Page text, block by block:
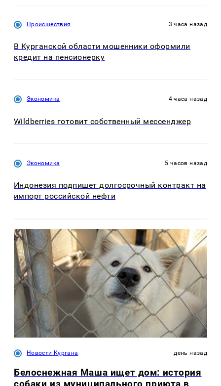
Происшествия 3 часа назад
В Курганской области мошенники оформили
кредит на пенсионерку
Экономика 4 часа назад
Wildberries готовит собственный мессенджер
Экономика 5 часов назад
Индонезия подпишет долгосрочный контракт на
импорт российской нефти
Новости Кургана день назад
Белоснежная Маша ищет дом: история